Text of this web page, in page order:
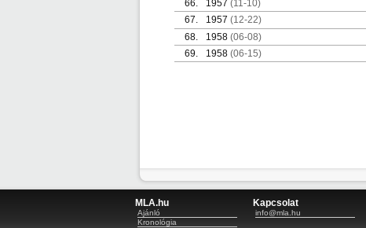
66.
1957 (11-10)
67.
1957 (12-22)
68.
1958 (06-08)
69.
1958 (06-15)
MLA.hu
Ajánló
Kronológia
Kapcsolat
info@mla.hu